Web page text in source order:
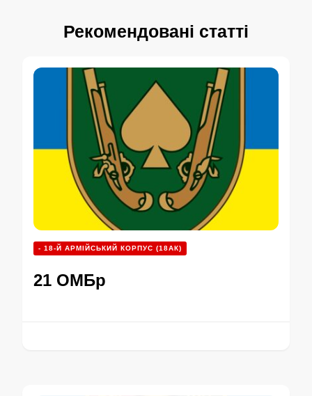
Рекомендовані статті
- 18-Й АРМІЙСЬКИЙ КОРПУС (18АК)
21 ОМБр